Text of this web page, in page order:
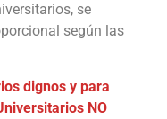
se
según las
dignos y para
NO